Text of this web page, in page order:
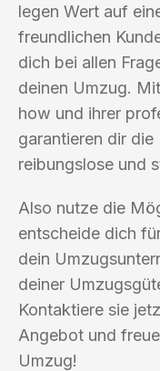
legen Wert auf
freundlichen
dich bei allen
deinen Umzug.
how und ihrer
garantieren dir
reibungslose und
Also nutze die
entscheide dich
dein
deiner
Kontaktiere sie
Angebot und
Umzug!